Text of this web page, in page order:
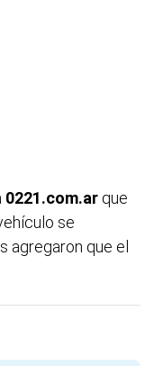
0221.com.ar que
se
agregaron que el